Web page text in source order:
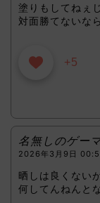
塗りもしてねぇ
対面勝てないな
+5
名無しのゲー
2026年3月9日
晒しは良くない
何してんねんと